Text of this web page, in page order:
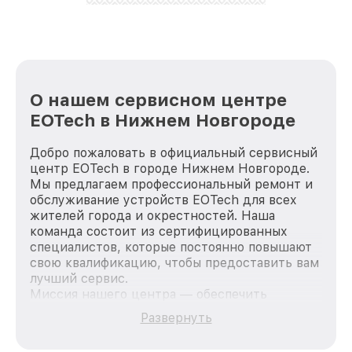
стараемся каждый день делать наш сервис еще
О нашем сервисном центре
EOTech в Нижнем Новгороде
Добро пожаловать в официальный сервисный
центр EOTech в городе Нижнем Новгороде.
Мы предлагаем профессиональный ремонт и
обслуживание устройств EOTech для всех
жителей города и окрестностей. Наша
команда состоит из сертифицированных
специалистов, которые постоянно повышают
свою квалификацию, чтобы предоставить вам
лучший сервис.
Миссия нашего центра — обеспечить
качественный и доступный ремонт для
каждого пользователя продукции EOTech, вне
Развернуть